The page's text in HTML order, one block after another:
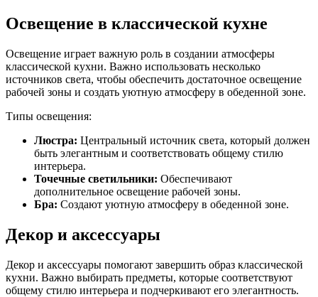
Освещение в классической кухне
Освещение играет важную роль в создании атмосферы
классической кухни. Важно использовать несколько
источников света, чтобы обеспечить достаточное освещение
рабочей зоны и создать уютную атмосферу в обеденной зоне.
Типы освещения:
Люстра: Центральный источник света, который должен
быть элегантным и соответствовать общему стилю
интерьера.
Точечные светильники: Обеспечивают
дополнительное освещение рабочей зоны.
Бра: Создают уютную атмосферу в обеденной зоне.
Декор и аксессуары
Декор и аксессуары помогают завершить образ классической
кухни. Важно выбирать предметы, которые соответствуют
общему стилю интерьера и подчеркивают его элегантность.